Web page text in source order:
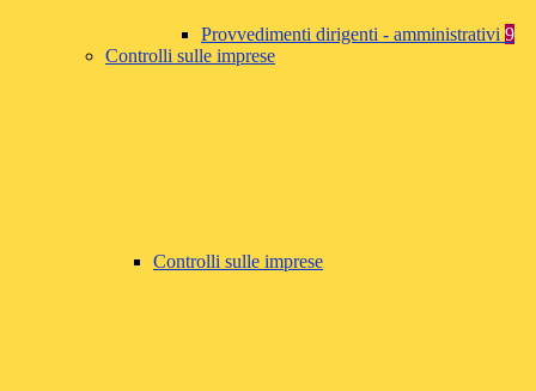
Provvedimenti dirigenti - amministrativi 9
Controlli sulle imprese
Controlli sulle imprese